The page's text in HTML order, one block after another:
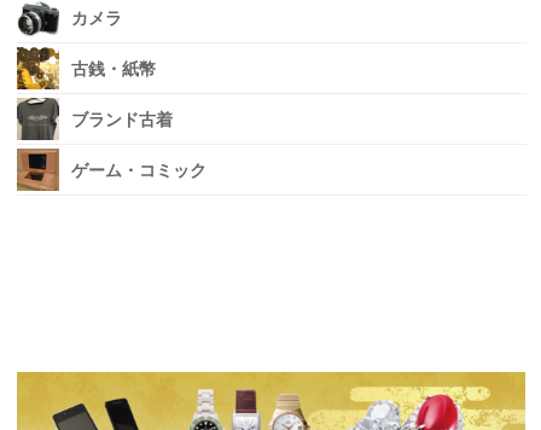
カメラ
古銭・紙幣
ブランド古着
ゲーム・コミック